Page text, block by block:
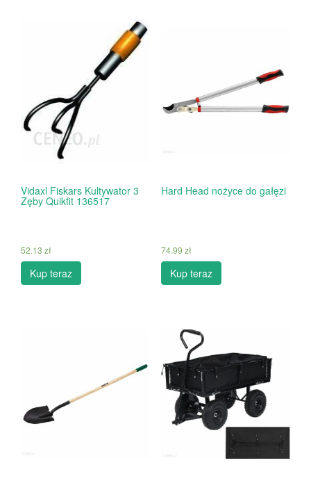
Vidaxl Fiskars Kultywator 3
Zęby Quikfit 136517
52.13 zł
Kup teraz
Hard Head nożyce do gałęzi
74.99 zł
Kup teraz